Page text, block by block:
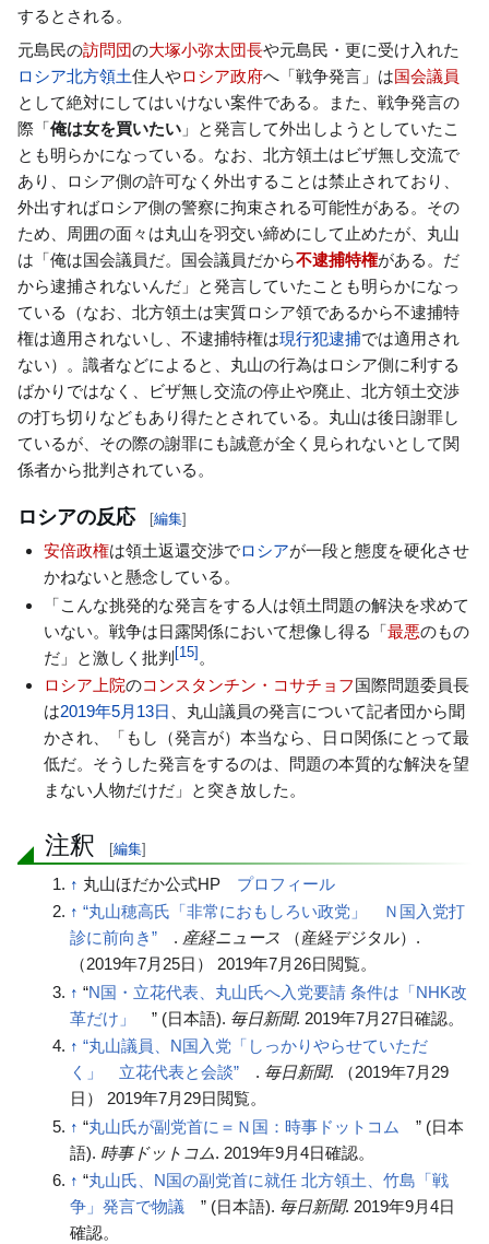
するとされる。
元島民の訪問団の大塚小弥太団長や元島民・更に受け入れた
ロシア北方領土住人やロシア政府へ「戦争発言」は国会議員
として絶対にしてはいけない案件である。また、戦争発言の
際「俺は女を買いたい 」と発言して外出しようとしていたこ
とも明らかになっている。なお、北方領土はビザ無し交流で
あり、ロシア側の許可なく外出することは禁止されており、
外出すればロシア側の警察に拘束される可能性がある。その
ため、周囲の面々は丸山を羽交い締めにして止めたが、丸山
は「俺は国会議員だ。国会議員だから不逮捕特権がある。だ
から逮捕されないんだ」と発言していたことも明らかになっ
ている（なお、北方領土は実質ロシア領であるから不逮捕特
権は適用されないし、不逮捕特権は現行犯逮捕では適用され
ない）。識者などによると、丸山の行為はロシア側に利する
ばかりではなく、ビザ無し交流の停止や廃止、北方領土交渉
の打ち切りなどもあり得たとされている。丸山は後日謝罪し
ているが、その際の謝罪にも誠意が全く見られないとして関
係者から批判されている。
ロシアの反応 [編集]
安倍政権は領土返還交渉でロシアが一段と態度を硬化させ
かねないと懸念している。
「こんな挑発的な発言をする人は領土問題の解決を求めて
いない。戦争は日露関係において想像し得る「最悪のもの
だ」と激しく批判
15 。
ロシア上院のコンスタンチン・コサチョフ 国際問題委員長
は2019年5月13日 、丸山議員の発言について記者団から聞
かされ、「もし（発言が）本当なら、日ロ関係にとって最
低だ。そうした発言をするのは、問題の本質的な解決を望
まない人物だけだ」と突き放した。
注釈 [編集]
↑ 丸山ほだか公式HP プロフィール
↑ “丸山穂高氏「非常におもしろい政党」 Ｎ国入党打
診に前向き”
. 産経ニュース
（産経デジタル）.
（2019年7月25日 ） 2019年7月26日閲覧。
↑ “N国・立花代表、丸山氏へ入党要請 条件は「NHK改
革だけ」
” (日本語). 毎日新聞. 2019年7月27日確認。
↑ “丸山議員、N国入党「しっかりやらせていただ
く」 立花代表と会談”
. 毎日新聞. （2019年7月29
日 ） 2019年7月29日閲覧。
↑ “丸山氏が副党首に＝Ｎ国：時事ドットコム
” (日本
語). 時事ドットコム. 2019年9月4日確認。
↑ “丸山氏、N国の副党首に就任 北方領土、竹島「戦
争」発言で物議
” (日本語). 毎日新聞. 2019年9月4日
確認。